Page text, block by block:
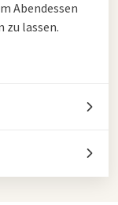
Abendessen
zu lassen.